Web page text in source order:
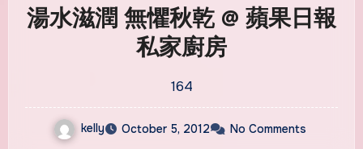
湯水滋潤 無懼秋乾 @ 蘋果日報
私家廚房
164
kelly October 5, 2012 No Comments